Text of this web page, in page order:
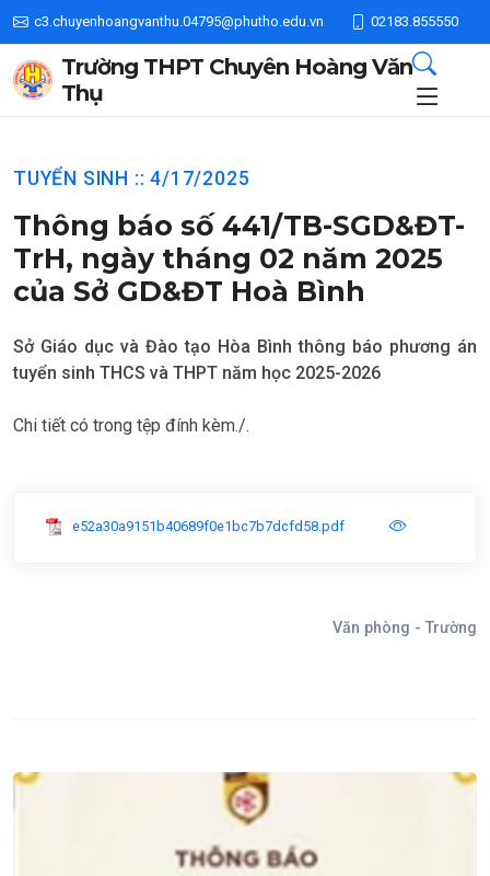
c3.chuyenhoangvanthu.04795@phutho.edu.vn 02183.855550
Trường THPT Chuyên Hoàng Văn
Thụ
TUYỂN SINH :: 4/17/2025
Thông báo số 441/TB-SGD&ĐT-
TrH, ngày tháng 02 năm 2025
của Sở GD&ĐT Hoà Bình
Sở Giáo dục và Đào tạo Hòa Bình thông báo phương án
tuyển sinh THCS và THPT năm học 2025-2026
Chi tiết có trong tệp đính kèm./.
e52a30a9151b40689f0e1bc7b7dcfd58.pdf
Văn phòng - Trường